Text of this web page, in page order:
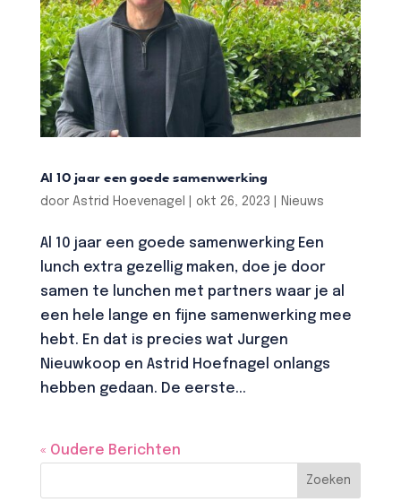
Al 10 jaar een goede samenwerking
door Astrid Hoevenagel okt 26, 2023 Nieuws
Al 10 jaar een goede samenwerking Een
lunch extra gezellig maken, doe je door
samen te lunchen met partners waar je al
een hele lange en fijne samenwerking mee
hebt. En dat is precies wat Jurgen
Nieuwkoop en Astrid Hoefnagel onlangs
hebben gedaan. De eerste...
« Oudere Berichten
Zoeken